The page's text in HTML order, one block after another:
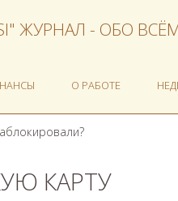
ЖУРНАЛ - ОБО
О РАБОТЕ
КАРТУ